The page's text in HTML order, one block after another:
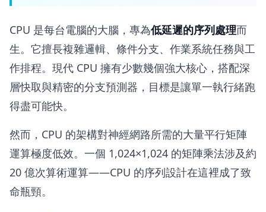
CPU 是每台電腦的大腦，專為低延遲的序列處理而
生。它擅長複雜邏輯、條件分支、作業系統任務與工
作排程。現代 CPU 擁有少數幾個強大核心，搭配深
層快取與精密的分支預測器，目標是讓單一執行緒跑
得盡可能快。
然而，CPU 的架構對神經網路所需的大量平行矩陣
運算極度低效。一個 1,024×1,024 的矩陣乘法涉及約
20 億次算術運算——CPU 的序列設計在這裡成了致
命瓶頸。